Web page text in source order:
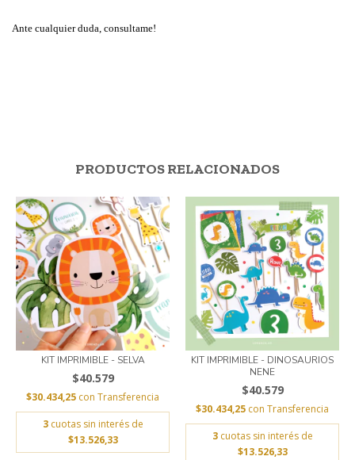
Ante cualquier duda, consultame!
PRODUCTOS RELACIONADOS
KIT IMPRIMIBLE - SELVA
$40.579
$30.434,25 con Transferencia
3 cuotas sin interés de
$13.526,33
KIT IMPRIMIBLE - DINOSAURIOS
NENE
$40.579
$30.434,25 con Transferencia
3 cuotas sin interés de
$13.526,33